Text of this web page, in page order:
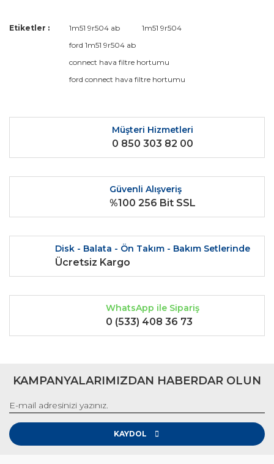
Bu ürüne ilk yorumu siz yapın!
Yorum Yaz
Bu ürünün fiyat bilgisi, resim, ürün açıklamalarında ve diğer
kullanarak tarafımıza iletebilirsiniz.
Görüş ve önerileriniz için teşekkür ederiz.
Ürün bilgilerinde hatalar bulunuyor.
Ürün fiyatı diğer sitelerden daha pahalı.
Bu ürüne benzer farklı alternatifler olmalı.
Etiketler : 1m51 9r504 ab
1m51 9r504
ford 1m51 9r504 ab
connect hava filtre hortumu
ford connect hava filtre hortumu
Müşteri Hizmetleri
0 850 303 82 00
Güvenli Alışveriş
%100 256 Bit SSL
Disk - Balata - Ön Takım - Bakım Setlerinde
Ücretsiz Kargo
WhatsApp ile Sipariş
0 (533) 408 36 73
KAMPANYALARIMIZDAN HABERDAR OLUN
KAYDOL